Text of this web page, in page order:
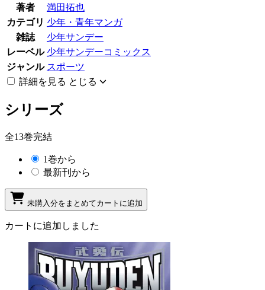
著者
満田拓也
カテゴリ 少年・青年マンガ
雑誌
少年サンデー
レーベル 少年サンデーコミックス
ジャンル スポーツ
詳細を見る とじる
シリーズ
全13巻完結
1巻から
最新刊から
未購入分をまとめてカートに追加
カートに追加しました